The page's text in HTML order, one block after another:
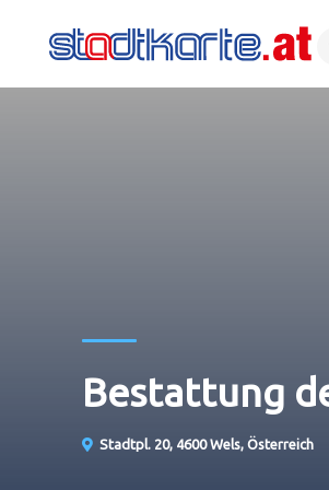
Bestattung
Stadtpl. 20, 4600 Wels, Österreich